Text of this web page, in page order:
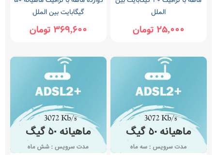
الملل
25,000 تومان
گیگابایت بین الملل
369,600 تومان